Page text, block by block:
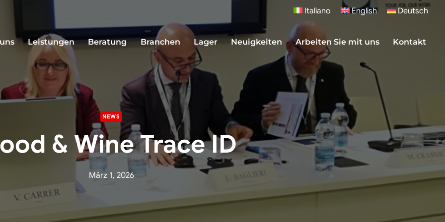
Italiano English Deutsch
Leistungen Beratung Branchen Lager Neuigkeiten Arbeiten Sie mit uns Kontakt
NEWS
& Wine Trace ID
März 1, 2026